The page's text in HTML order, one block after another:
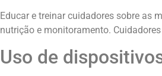
Educar e treinar cuidadores sobre as
nutrição e monitoramento.
Uso de